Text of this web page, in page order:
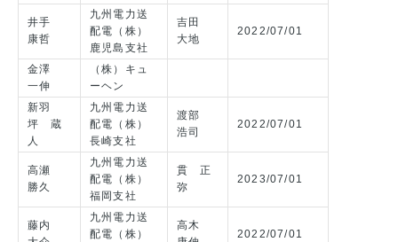
井手
康哲
九州電力送
配電（株）
鹿児島支社
吉田
大地
2022/07/01
金澤
一伸
（株）キュ
ーヘン
新羽
坪 蔵
人
九州電力送
配電（株）
長崎支社
渡部
浩司
2022/07/01
高瀬
勝久
九州電力送
配電（株）
福岡支社
貫 正
弥
2023/07/01
藤内
九州電力送
配電（株）
高木
2022/07/01